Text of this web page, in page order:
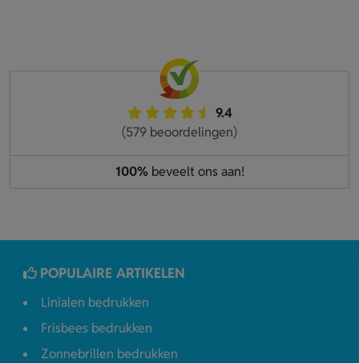
9.4
(579 beoordelingen)
100%beveelt ons aan!
POPULAIRE ARTIKELEN
Linialen bedrukken
Frisbees bedrukken
Zonnebrillen bedrukken